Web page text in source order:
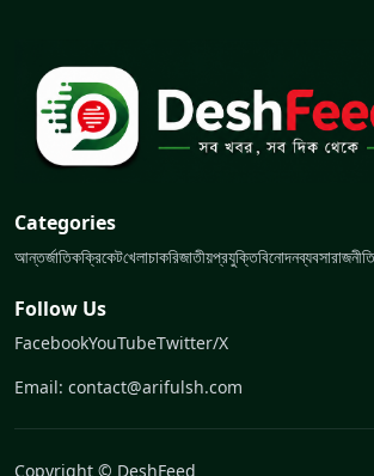
Categories
আন্তর্জাতিকক্রিকেটখেলাচাকরিজাতীয়প্রযুক্তিবিনোদনব্যবসারাজনীতি
Follow Us
FacebookYouTubeTwitter/X
Email: contact@arifulsh.com
Copyright © DeshFeed